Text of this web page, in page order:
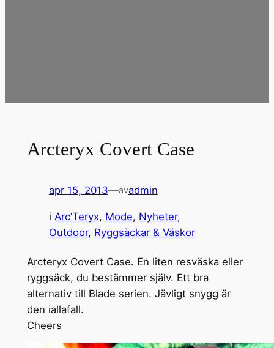
Arcteryx Covert Case
apr 15, 2013—avadmin
i Arc’Teryx, Mode, Nyheter
Outdoor, Ryggsäckar & Väskor
Arcteryx Covert Case. En liten resväska eller
ryggsäck, du bestämmer själv. Ett bra
alternativ till Blade serien. Jävligt snygg är
den iallafall.
Cheers